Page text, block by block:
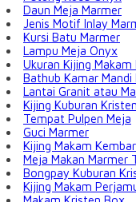
Daun Meja Marmer
Jenis Motif Inlay
Kursi Batu Marmer
Lampu Meja Onyx
Ukuran Kijing Makam
Bathub Kamar Mandi
Lantai Granit atau
Kijing Kuburan Kristen
Tempat Pulpen Meja
Guci Marmer
Kijing Makam Kembar
Meja Makan Marmer
Bongpay Kuburan
Kijing Makam